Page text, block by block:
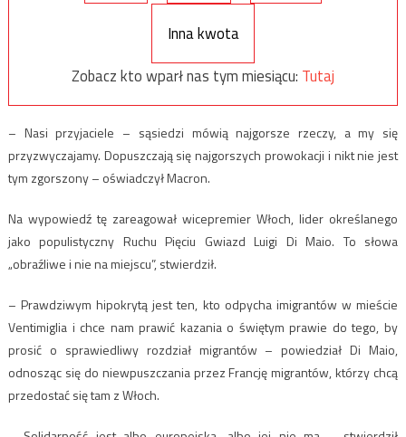
Inna kwota
Zobacz kto wparł nas tym miesiącu: Tutaj
– Nasi przyjaciele – sąsiedzi mówią najgorsze rzeczy, a my się
przyzwyczajamy. Dopuszczają się najgorszych prowokacji i nikt nie jest
tym zgorszony – oświadczył Macron.
Na wypowiedź tę zareagował wicepremier Włoch, lider określanego
jako populistyczny Ruchu Pięciu Gwiazd Luigi Di Maio. To słowa
„obraźliwe i nie na miejscu”, stwierdził.
– Prawdziwym hipokrytą jest ten, kto odpycha imigrantów w mieście
Ventimiglia i chce nam prawić kazania o świętym prawie do tego, by
prosić o sprawiedliwy rozdział migrantów – powiedział Di Maio,
odnosząc się do niewpuszczania przez Francję migrantów, którzy chcą
przedostać się tam z Włoch.